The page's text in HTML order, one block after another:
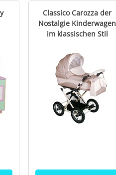
Classico Carozza der
Nostalgie Kinderwagen
im klassischen Stil